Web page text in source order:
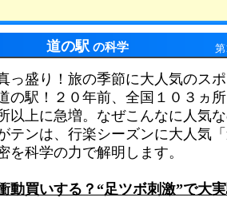
道の駅 の科学
っ盛り！旅の季節に大人気のス
の駅！２０年前、全国１０３ヵ
以上に急増。なぜこんなに人気
テンは、行楽シーズンに大人気
を科学の力で解明します。
動買いする？“足ツボ刺激”で大